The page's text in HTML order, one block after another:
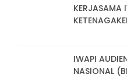
KERJASAMA
IWAPI
NASIONAL